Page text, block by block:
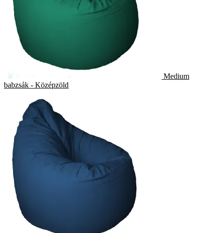
Medium
babzsák - Középzöld